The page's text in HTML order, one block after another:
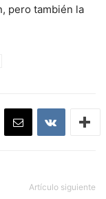
pero también la
Artículo siguiente